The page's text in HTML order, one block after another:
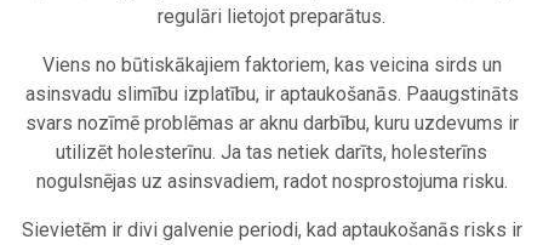
regulāri lietojot preparātus.
Viens no būtiskākajiem faktoriem, kas veicina sirds un
asinsvadu slimību izplatību, ir aptaukošanās. Paaugstināts
svars nozīmē problēmas ar aknu darbību, kuru uzdevums ir
utilizēt holesterīnu. Ja tas netiek darīts, holesterīns
nogulsnējas uz asinsvadiem, radot nosprostojuma risku.
Sievietēm ir divi galvenie periodi, kad aptaukošanās risks ir